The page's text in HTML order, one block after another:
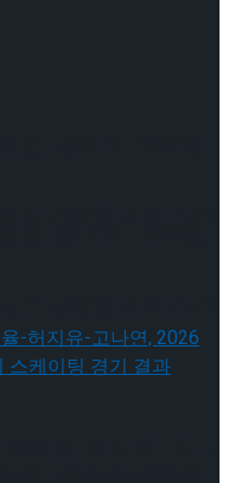
수 선발전 프리 스케
은-김지유-박하영,